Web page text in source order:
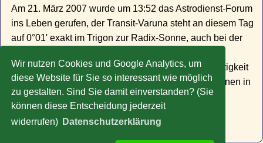
Wir nutzen Cookies und Google Analytics, um
diese Website für Sie so interessant wie möglich
zu gestalten. Sind Sie damit einverstanden? (Sie
können diese Entscheidung jederzeit
widerrufen) Datenschutzerklärung
Am 21. März 2007 wurde um 13:52 das Astrodienst-Forum
ins Leben gerufen, der Transit-Varuna steht an diesem Tag
auf 0°01' exakt im Trigon zur Radix-Sonne, auch bei der
Moderator und Administrator - ist besondere Aufrichtigkeit
und Geradlinigkeit gefragt, um die Forumsdiskussionen in
gesunden Bahnen zu halten.
» Zu weiteren Promi-Horoskopen